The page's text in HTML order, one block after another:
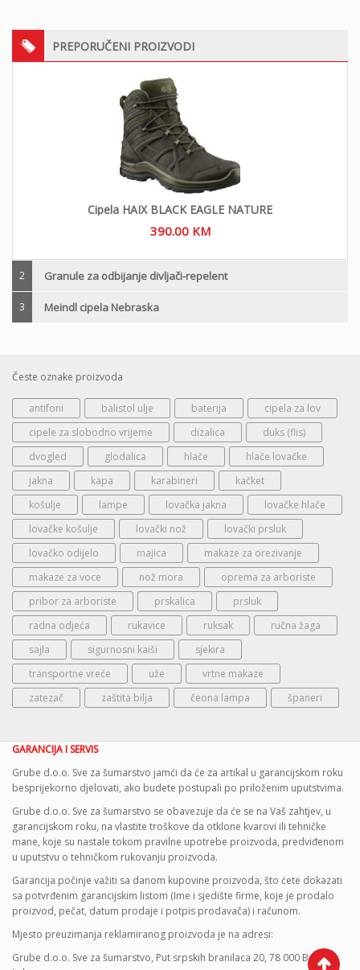
PREPORUČENI PROIZVODI
Cipela HAIX BLACK EAGLE NATURE
390.00 KM
2 Granule za odbijanje divljači-repelent
3 Meindl cipela Nebraska
Česte oznake proizvoda
antifoni balistol ulje baterija
cipela za lov
cipele za slobodno vrijeme
dizalica
duks (flis)
dvogled
glodalica hlače
hlače lovačke
jakna
kapa karabineri
kačket
košulje
lampe lovačka jakna
lovačke hlače
lovačke košulje
lovački nož
lovački prsluk
lovačko odijelo
majica
makaze za orezivanje
makaze za voce
nož mora
oprema za arboriste
pribor za arboriste
prskalica
prsluk
radna odjeća
rukavice ruksak
ručna žaga
sajla
sigurnosni kaiši
sjekira
transportne vreće
uže
vrtne makaze
zatezač
zaštita bilja čeona lampa španeri
GARANCIJA I SERVIS
Grube d.o.o. Sve za šumarstvo jamći da će za artikal u garancijskom roku
besprijekorno djelovati, ako budete postupali po priloženim uputstvima.
Grube d.o.o. Sve za šumarstvo se obavezuje da će se na Vaš zahtjev, u
garancijskom roku, na vlastite troškove da otklone kvarovi ili tehničke
mane, koje su nastale tokom pravilne upotrebe proizvoda, predviđenom
u uputstvu o tehničkom rukovanju proizvoda.
Garancija počinje važiti sa danom kupovine proizvoda, što ćete dokazati
sa potvrđenim garancijskim listom (Ime i sjedište firme, koje je prodalo
proizvod, pečat, datum prodaje i potpis prodavača) i računom.
Mjesto preuzimanja reklamiranog proizvoda je na adresi:
Grube d.o.o. Sve za šumarstvo, Put srpskih branilaca 20, 78 000 Banja